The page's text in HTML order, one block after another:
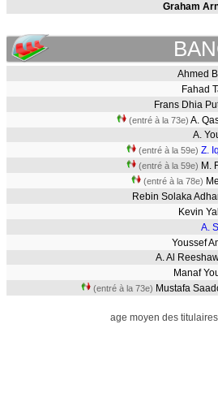
Graham
Ahmed
Fahad
Frans Dhia
(entré à la 73e) A.
A.
(entré à la 59e) Z.
(entré à la 59e) M.
(entré à la 78e)
Rebin Solaka
Kevin
A.
Youssef
A. Al
Manaf
(entré à la 73e) Mustafa
age moyen des